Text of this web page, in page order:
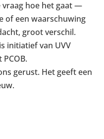
vraag hoe het gaat —
of een waarschuwing
groot verschil.
initiatief van UVV
gerust. Het geeft een